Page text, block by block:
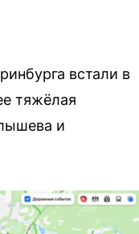
встали в
тяжёлая
и